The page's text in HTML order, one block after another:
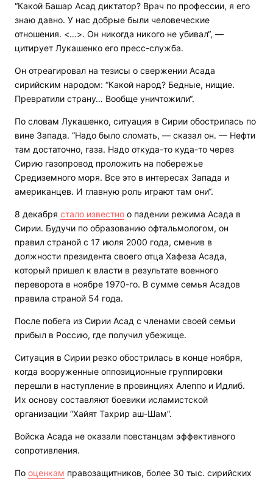
“Какой Башар Асад диктатор? Врач по профессии, я его
знаю давно. У нас добрые были человеческие
отношения. <…>. Он никогда никого не убивал“, —
цитирует Лукашенко его пресс-служба.
Он отреагировал на тезисы о свержении Асада
сирийским народом: “Какой народ? Бедные, нищие.
Превратили страну… Вообще уничтожили“.
По словам Лукашенко, ситуация в Сирии обострилась по
вине Запада. “Надо было сломать, — сказал он. — Нефти
там достаточно, газа. Надо откуда-то куда-то через
Сирию газопровод проложить на побережье
Средиземного моря. Все это в интересах Запада и
американцев. И главную роль играют там они“.
8 декабря стало известно о падении режима Асада в
Сирии. Будучи по образованию офтальмологом, он
правил страной с 17 июля 2000 года, сменив в
должности президента своего отца Хафеза Асада,
который пришел к власти в результате военного
переворота в ноябре 1970-го. В сумме семья Асадов
правила страной 54 года.
После побега из Сирии Асад с членами своей семьи
прибыл в Россию, где получил убежище.
Ситуация в Сирии резко обострилась в конце ноября,
когда вооруженные оппозиционные группировки
перешли в наступление в провинциях Алеппо и Идлиб.
Их основу составляют боевики исламистской
организации “Хайят Тахрир аш-Шам”.
Войска Асада не оказали повстанцам эффективного
сопротивления.
По оценкам правозащитников, более 30 тыс. сирийских